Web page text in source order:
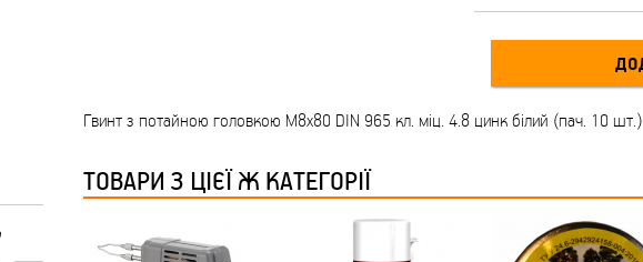
Гвинт з потайною головкою М8х80 DIN 965 кл. міц. 4.8 цинк білий (пач. 10 шт.)
ТОВАРИ З ЦІЄЇ Ж КАТЕГОРІЇ